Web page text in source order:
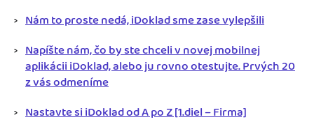
Nám to proste nedá, iDoklad sme zase vylepšili
Napíšte nám, čo by ste chceli v novej mobilnej
aplikácii iDoklad, alebo ju rovno otestujte. Prvých 20
z vás odmeníme
Nastavte si iDoklad od A po Z [1.diel – Firma]